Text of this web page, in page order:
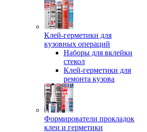
Клей-герметики для
кузовных операций
Наборы для вклейки
стекол
Клей-герметики для
ремонта кузова
Формирователи прокладок
клеи и герметики